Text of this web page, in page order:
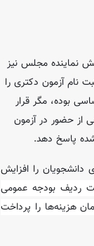
نماینده مجلس نیز
نام آزمون دکتری را
بوده، مگر قرار
از حضور در آزمون
پاسخ دهد.
را افزایش
ردیف بودجه عمومی
هزینه‌ها را پرداخت